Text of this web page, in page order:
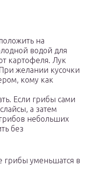
на
водой для
картофеля. Лук
желании кусочки
кому как
Если грибы сами
а затем
небольших
без
грибы уменьшатся в